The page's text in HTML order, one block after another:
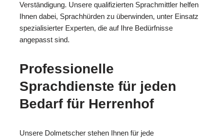
Verständigung. Unsere qualifizierten Sprachmittler helfen
Ihnen dabei, Sprachhürden zu überwinden, unter Einsatz
spezialisierter Experten, die auf Ihre Bedürfnisse
angepasst sind.
Professionelle
Sprachdienste für jeden
Bedarf für Herrenhof
Unsere Dolmetscher stehen Ihnen für jede